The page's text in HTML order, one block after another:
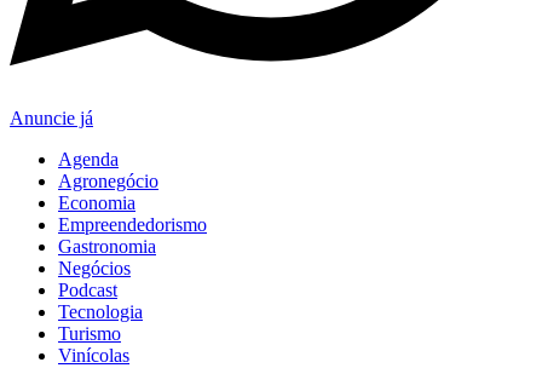
Anuncie já
Agenda
Agronegócio
Economia
Empreendedorismo
Gastronomia
Negócios
Podcast
Tecnologia
Turismo
Vinícolas